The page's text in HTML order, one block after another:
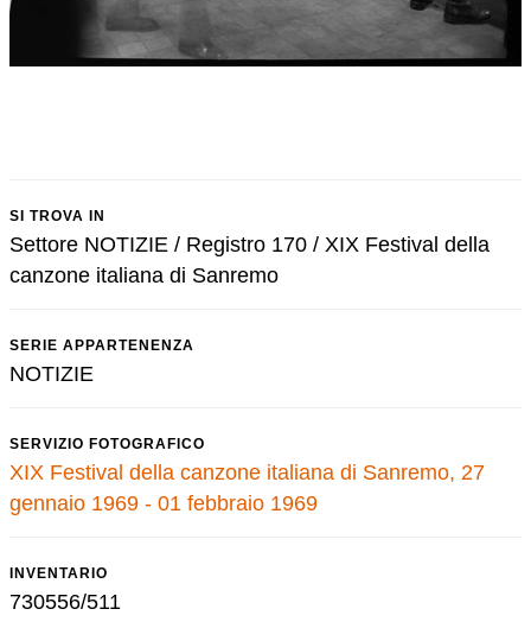
SI TROVA IN
Settore NOTIZIE / Registro 170 / XIX Festival della
canzone italiana di Sanremo
SERIE APPARTENENZA
NOTIZIE
SERVIZIO FOTOGRAFICO
XIX Festival della canzone italiana di Sanremo, 27
gennaio 1969 - 01 febbraio 1969
INVENTARIO
730556/511